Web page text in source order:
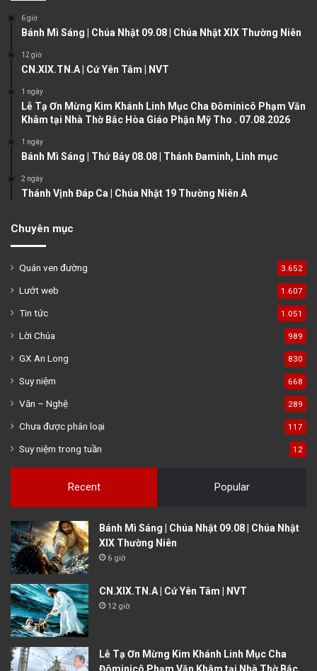
u
p
g
g
6 giờ
Bánh Mì Sáng | Chúa Nhật 09.08 | Chúa Nhật XIX Thường Niên
12 giờ
CN.XIX.TN.A | Cứ Yên Tâm | NVT
1 ngày
Lễ Tạ Ơn Mừng Kim Khánh Linh Mục Cha Đôminicô Phạm Văn
Khâm tại Nhà Thờ Bắc Hòa Giáo Phận Mỹ Tho . 07.08.2026
1 ngày
Bánh Mì Sáng | Thứ Bảy 08.08 | Thánh Đaminh, Linh mục
2 ngày
Thánh Vịnh Đáp Ca | Chúa Nhật 19 Thường Niên A
Chuyên mục
Quán ven đường 3.652
Lướt web 1.607
Tin tức 1.051
Lời Chúa 989
GX An Long 830
Suy niệm 668
Văn – Nghệ 289
Chưa được phân loại 117
Suy niệm trong tuần 12
Recent Popular
Bánh Mì Sáng | Chúa Nhật 09.08 | Chúa Nhật
XIX Thường Niên
6 giờ
CN.XIX.TN.A | Cứ Yên Tâm | NVT
12 giờ
Lễ Tạ Ơn Mừng Kim Khánh Linh Mục Cha